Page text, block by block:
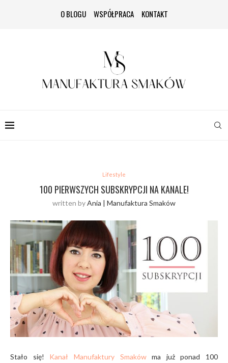
O BLOGU WSPÓŁPRACA KONTAKT
Lifestyle
100 PIERWSZYCH SUBSKRYPCJI NA KANALE!
written byAnia | Manufaktura Smaków
Stało się! Kanał Manufaktury Smakówma już ponad 100